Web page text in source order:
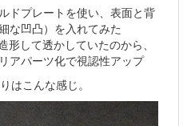
ドプレートを使い、表面と背
な凹凸）を入れてみた
形して透かしていたのから、
アパーツ化で視認性アップ
はこんな感じ。